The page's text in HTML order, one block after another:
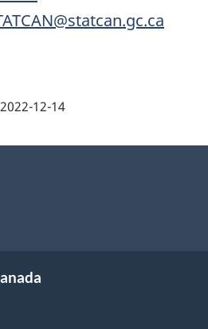
2022-12-14